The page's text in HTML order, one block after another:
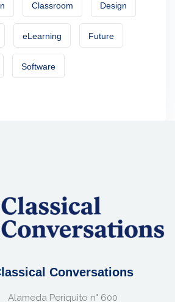
Classroom Design
eLearning Future
Software
Conversations
Alameda Periquito n° 600